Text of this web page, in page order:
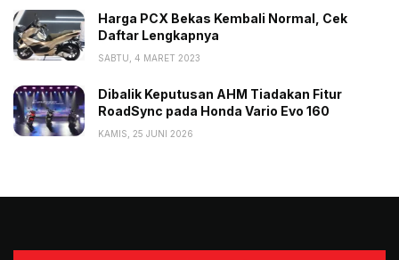
Harga PCX Bekas Kembali Normal, Cek
Daftar Lengkapnya
SABTU, 4 MARET 2023
Dibalik Keputusan AHM Tiadakan Fitur
RoadSync pada Honda Vario Evo 160
KAMIS, 25 JUNI 2026